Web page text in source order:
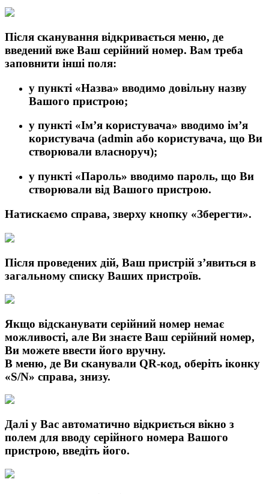
Після сканування відкривається меню, де
введений вже Ваш серійний номер. Вам треба
заповнити інші поля:
у пункті «Назва» вводимо довільну назву
Вашого пристрою;
у пункті «Ім’я користувача» вводимо ім’я
користувача (admin або користувача, що Ви
створювали власноруч);
у пункті «Пароль» вводимо пароль, що Ви
створювали від Вашого пристрою.
Натискаємо справа, зверху кнопку «Зберегти».
Після проведених дій, Ваш пристрій з’явиться в
загальному списку Ваших пристроїв.
Якщо відсканувати серійний номер немає
можливості, але Ви знаєте Ваш серійний номер,
Ви можете ввести його вручну.
В меню, де Ви сканували QR-код, оберіть іконку
«S/N» справа, знизу.
Далі у Вас автоматично відкриється вікно з
полем для вводу серійного номера Вашого
пристрою, введіть його.